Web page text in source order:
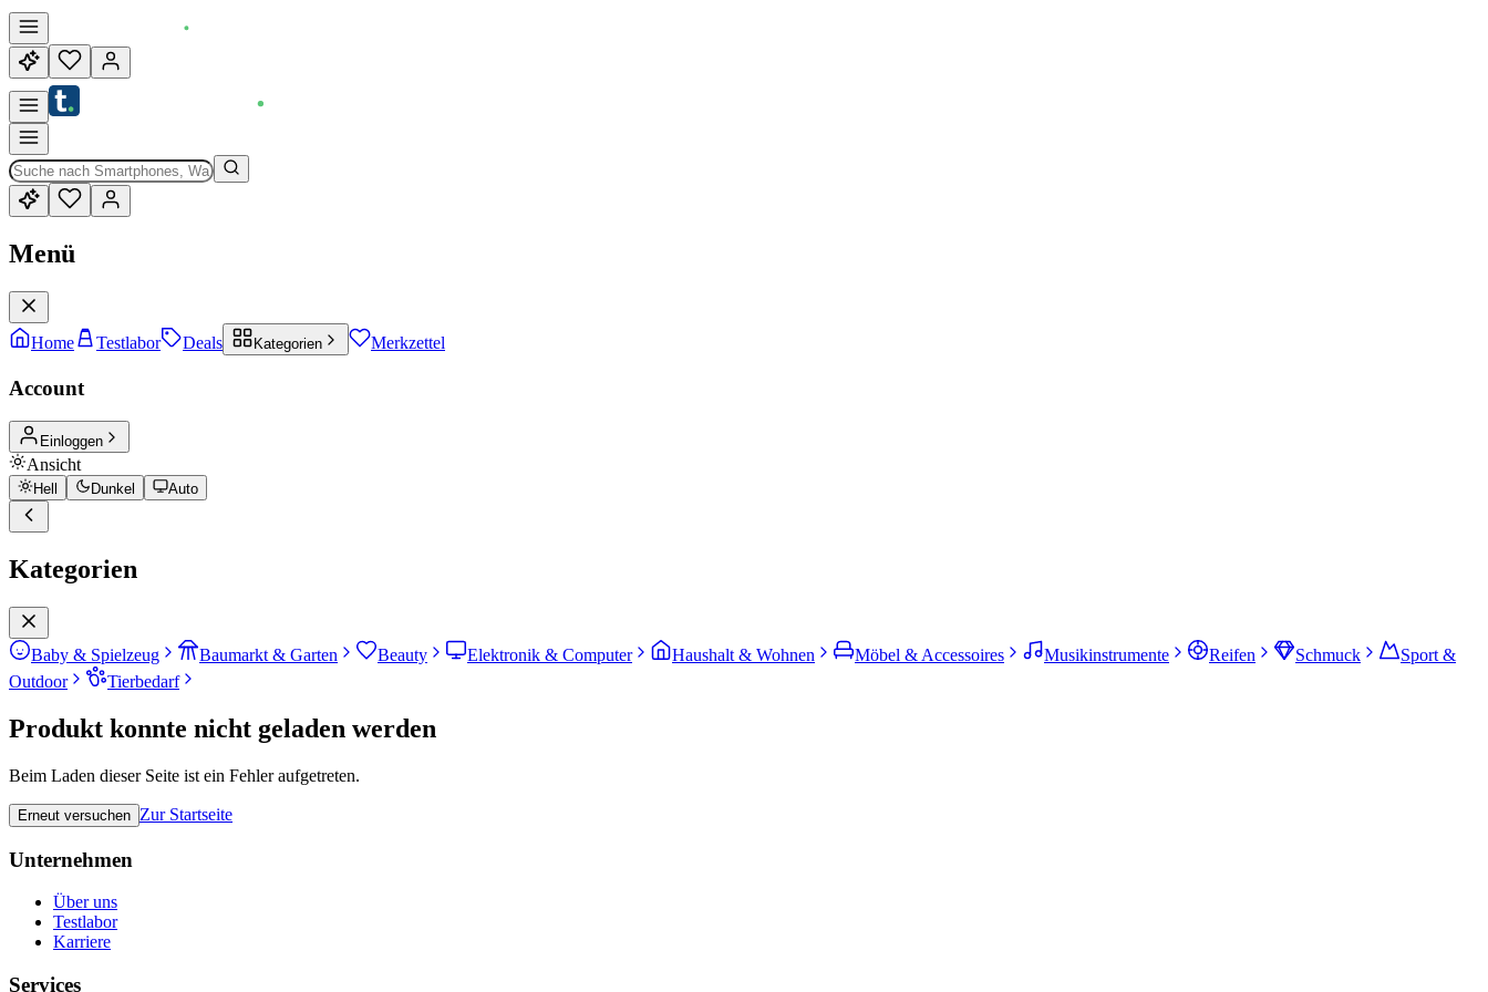
Menü
Home Testlabor Deals Kategorien Merkzettel
Account
Einloggen
Ansicht
Hell Dunkel Auto
Kategorien
Baby & Spielzeug Baumarkt & Garten Beauty Elektronik & Computer Haushalt & Wohnen Möbel & Accessoires Musikinstrumente Reifen Schmuck
Sport &
Outdoor
Tierbedarf
Produkt konnte nicht geladen werden
Beim Laden dieser Seite ist ein Fehler aufgetreten.
Erneut versuchen Zur Startseite
Unternehmen
Über uns
Testlabor
Karriere
Services